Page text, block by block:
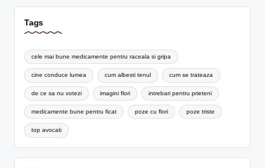
Tags
cele mai bune medicamente pentru raceala si gripa
cine conduce lumea cum albesti tenul cum se trateaza
de ce sa nu votezi imagini flori intrebari pentru prieteni
medicamente bune pentru ficat poze cu flori poze triste
top avocati